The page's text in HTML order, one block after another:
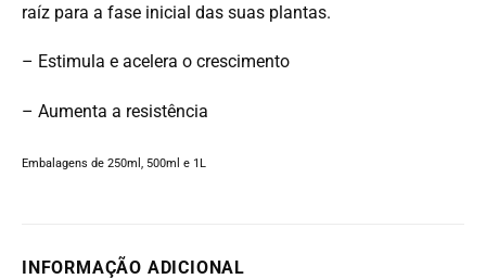
raíz para a fase inicial das suas plantas.
– Estimula e acelera o crescimento
– Aumenta a resistência
Embalagens de 250ml, 500ml e 1L
INFORMAÇÃO ADICIONAL